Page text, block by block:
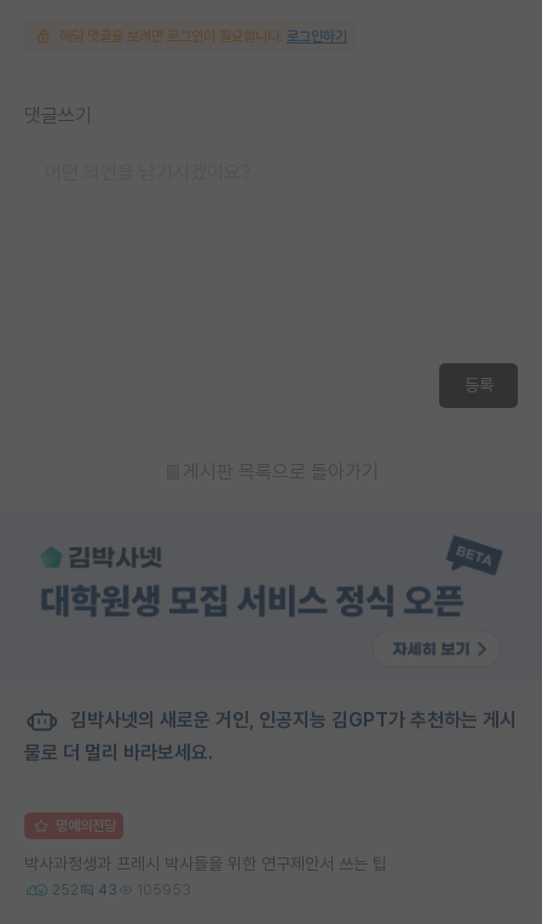
해당 댓글을 보려면 로그인이 필요합니다. 로그인하기
댓글쓰기
등록
게시판 목록으로 돌아가기
김박사넷의 새로운 거인, 인공지능 김GPT가 추천하는 게시
물로 더 멀리 바라보세요.
명예의전당
박사과정생과 프레시 박사들을 위한 연구제안서 쓰는 팁
252 43 105953